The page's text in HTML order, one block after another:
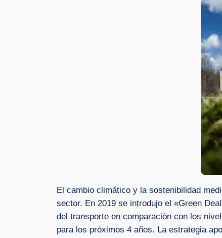
El cambio climático y la sostenibilidad
sector. En 2019 se introdujo el «Green
del transporte en comparación con los
para los próximos 4 años. La estrategia